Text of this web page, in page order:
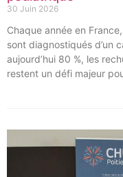
30 Juin 2026
Chaque année en
sont diagnostiqués d’un
aujourd’hui 80 %, les
restent un défi majeur
cancers pédiatriques.